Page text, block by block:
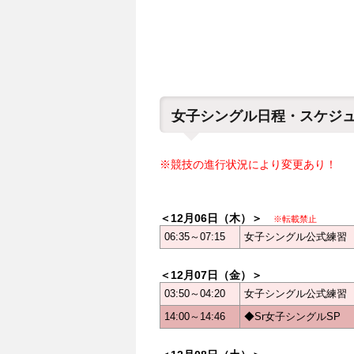
女子シングル日程・スケジ
※競技の進行状況により変更あり！
＜12月06日（木）＞ ※転載禁止
06:35～07:15 女子シングル公式練習
＜12月07日（金）＞
03:50～04:20
女子シングル公式練習
14:00～14:46
◆Sr女子シングルSP